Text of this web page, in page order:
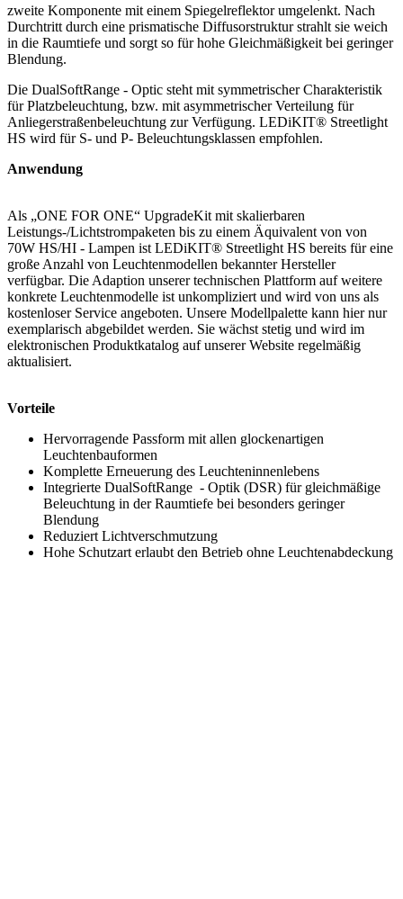
zweite Komponente mit einem Spiegelreflektor umgelenkt. Nach
Durchtritt durch eine prismatische Diffusorstruktur strahlt sie weich
in die Raumtiefe und sorgt so für hohe Gleichmäßigkeit bei geringer
Blendung.
Die DualSoftRange - Optic steht mit symmetrischer Charakteristik
für Platzbeleuchtung, bzw. mit asymmetrischer Verteilung für
Anliegerstraßenbeleuchtung zur Verfügung. LEDiKIT® Streetlight
HS wird für S- und P- Beleuchtungsklassen empfohlen.
Anwendung
Als „ONE FOR ONE“ UpgradeKit mit skalierbaren
Leistungs-/Lichtstrompaketen bis zu einem Äquivalent von von
70W HS/HI - Lampen ist LEDiKIT® Streetlight HS bereits für eine
große Anzahl von Leuchtenmodellen bekannter Hersteller
verfügbar. Die Adaption unserer technischen Plattform auf weitere
konkrete Leuchtenmodelle ist unkompliziert und wird von uns als
kostenloser Service angeboten. Unsere Modellpalette kann hier nur
exemplarisch abgebildet werden. Sie wächst stetig und wird im
elektronischen Produktkatalog auf unserer Website regelmäßig
aktualisiert.
Vorteile
Hervorragende Passform mit allen glockenartigen
Leuchtenbauformen
Komplette Erneuerung des Leuchteninnenlebens
Integrierte DualSoftRange - Optik (DSR) für gleichmäßige
Beleuchtung in der Raumtiefe bei besonders geringer
Blendung
Reduziert Lichtverschmutzung
Hohe Schutzart erlaubt den Betrieb ohne Leuchtenabdeckung